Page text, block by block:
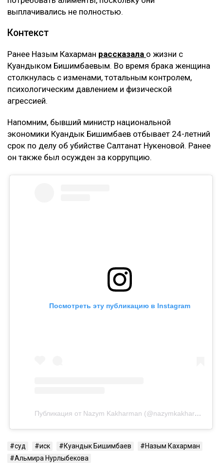
выплачивались не полностью.
Контекст
Ранее Назым Кахарман рассказала о жизни с
Куандыком Бишимбаевым. Во время брака женщина
столкнулась с изменами, тотальным контролем,
психологическим давлением и физической
агрессией.
Напомним, бывший министр национальной
экономики Куандык Бишимбаев отбывает 24-летний
срок по делу об убийстве Салтанат Нукеновой. Ранее
он также был осужден за коррупцию.
Посмотреть эту публикацию в Instagram
Публикация от Nazym Kakharman (@nazymkakharman)
суд иск Куандык Бишимбаев
Назым Кахарман
Альмира Нурлыбекова